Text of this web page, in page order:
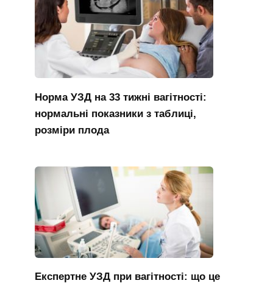
Норма УЗД на 33 тижні вагітності:
нормальні показники з таблиці,
розміри плода
Експертне УЗД при вагітності: що це